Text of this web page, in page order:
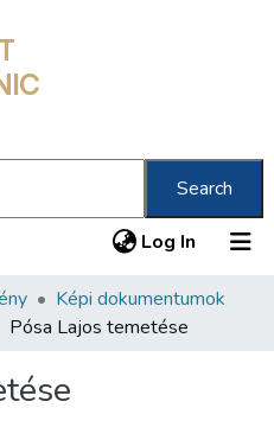
Search
Log In (current)
Képi dokumentumok
Pósa Lajos temetése